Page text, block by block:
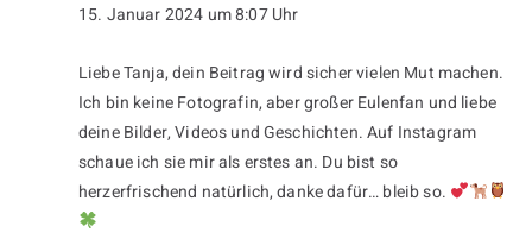
15. Januar 2024 um 8:07 Uhr
Liebe Tanja, dein Beitrag wird sicher vielen Mut machen.
Ich bin keine Fotografin, aber großer Eulenfan und liebe
deine Bilder, Videos und Geschichten. Auf Instagram
schaue ich sie mir als erstes an. Du bist so
herzerfrischend natürlich, danke dafür… bleib so.